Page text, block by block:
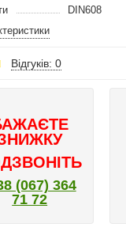
DIN608
Відгуків: 0
(067) 364
71 72